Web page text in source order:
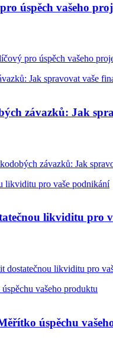
úspěch vašeho
pro úspěch vašeho
závazků: Jak
závazků: Jak
likviditu pro
dostatečnou likviditu pro
úspěchu